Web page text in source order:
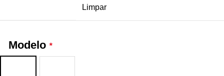
Limpar
Modelo *